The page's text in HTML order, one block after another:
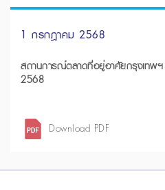
1 กรกฎาคม 2568
สถานการณ์ตลาดที่อยู่อาศัยกรุงเท
2568
Download PDF